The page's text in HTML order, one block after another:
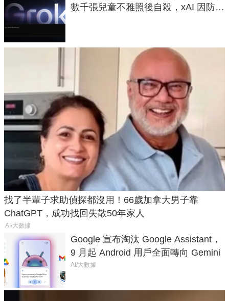
數千張兒童不雅照後自殺，xAI 因防護
找了半輩子求助偵探都沒用！66歲加拿大男子靠
ChatGPT，成功找回失散50年家人
AI/大數據
Google 宣布淘汰 Google Assistant，
9 月起 Android 用戶全面轉向 Gemini
AI/大數據